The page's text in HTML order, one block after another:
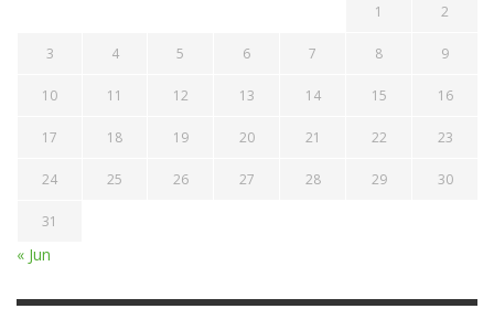
1 2
3 4 5 6 7 8 9
10 11 12 13 14 15 16
17 18 19 20 21 22 23
24 25 26 27 28 29 30
31
« Jun